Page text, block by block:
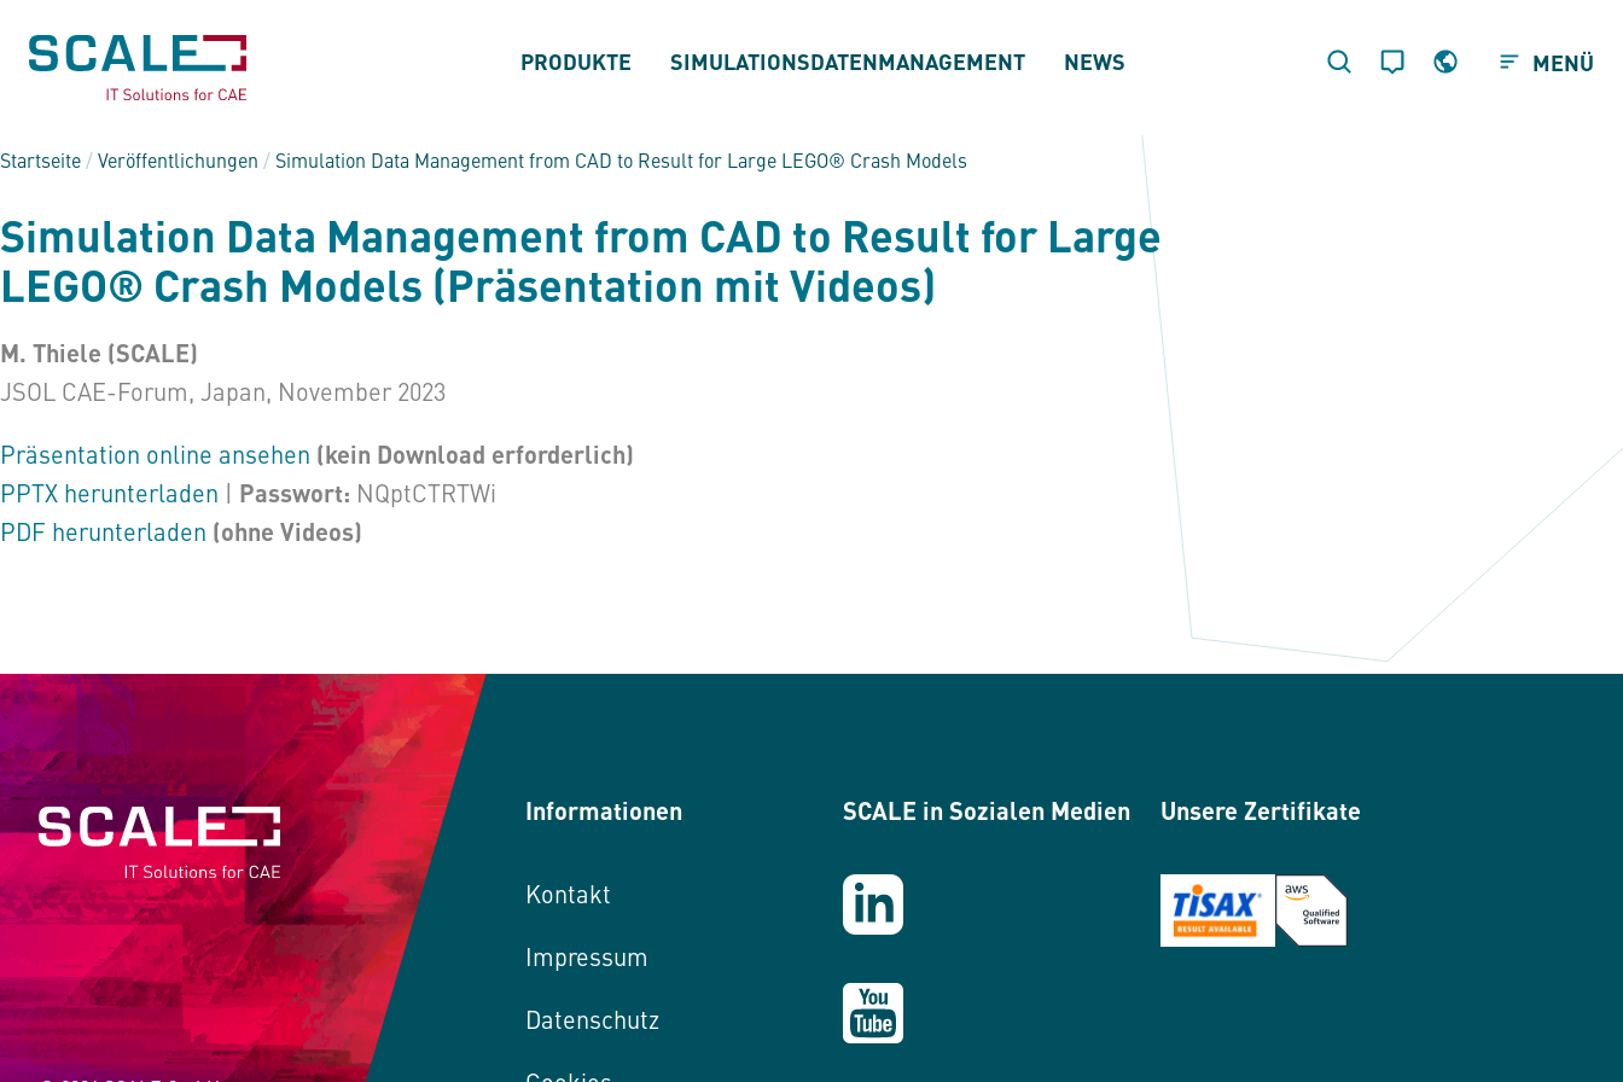
PRODUKTE SIMULATIONSDATENMANAGEMENT NEWS MENÜ
Startseite /Veröffentlichungen / Simulation Data Management from CAD to Result for Large LEGO® Crash Models
Simulation Data Management from CAD to Result for Large
LEGO® Crash Models (Präsentation mit Videos)
M. Thiele (SCALE)
JSOL CAE-Forum, Japan, November 2023
Präsentation online ansehen (kein Download erforderlich)
PPTX herunterladen | Passwort: NQptCTRTWi
PDF herunterladen (ohne Videos)
Informationen
Kontakt
Impressum
Datenschutz
SCALE in Sozialen Medien Unsere Zertifikate